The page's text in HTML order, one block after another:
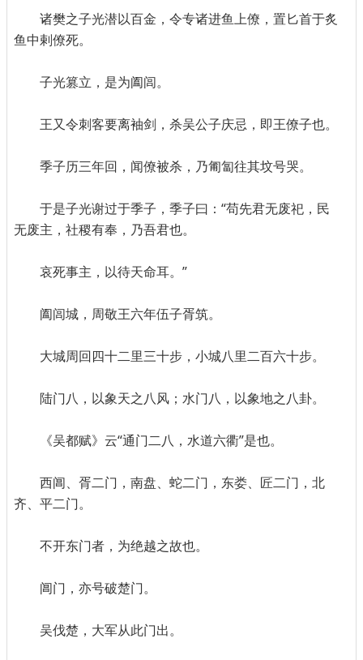
诸樊之子光潜以百金，令专诸进鱼上僚，置匕首于炙
鱼中剌僚死。
子光篡立，是为阖闾。
王又令刺客要离袖剑，杀吴公子庆忌，即王僚子也。
季子历三年回，闻僚被杀，乃匍匐往其坟号哭。
于是子光谢过于季子，季子曰：“苟先君无废祀，民
无废主，社稷有奉，乃吾君也。
哀死事主，以待天命耳。”
阖闾城，周敬王六年伍子胥筑。
大城周回四十二里三十步，小城八里二百六十步。
陆门八，以象天之八风；水门八，以象地之八卦。
《吴都赋》云“通门二八，水道六衢”是也。
西阊、胥二门，南盘、蛇二门，东娄、匠二门，北
齐、平二门。
不开东门者，为绝越之故也。
阊门，亦号破楚门。
吴伐楚，大军从此门出。